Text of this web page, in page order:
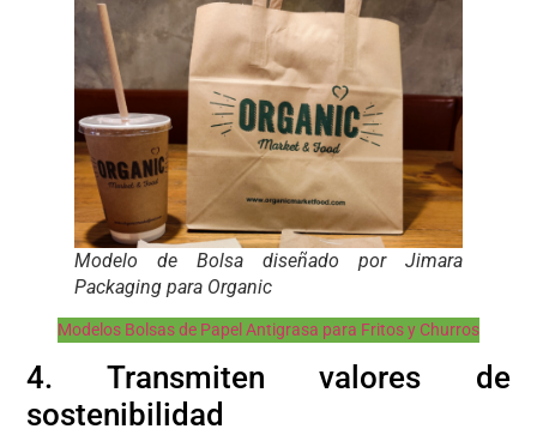
Modelo de Bolsa diseñado por Jimara
Packaging para Organic
Modelos Bolsas de Papel Antigrasa para Fritos y Churros
4. Transmiten valores de
sostenibilidad